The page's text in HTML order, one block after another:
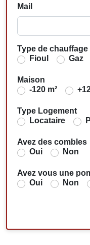
Mail
Type de chauffage
Fioul
Gaz
Maison
-120 m²
Type Logement
Locataire
Avez des combles
Oui
Non
Avez vous une
Oui
Non